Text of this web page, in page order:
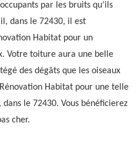
par les bruits qu’ils
dans le 72430, il est
Habitat pour un
Votre toiture aura une belle
des dégâts que les oiseaux
Habitat pour une telle
le 72430. Vous bénéficierez
cher.